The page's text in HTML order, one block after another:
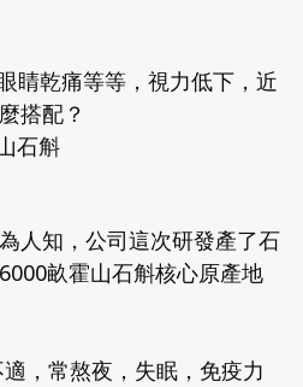
睛乾痛等等，視力低下，近
搭配？
石斛
人知，公司這次研發產了石
畝霍山石斛核心原產地
，常熬夜，失眠，免疫力